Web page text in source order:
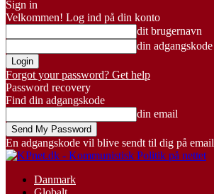
Sign in
Velkommen! Log ind på din konto
dit brugernavn
din adgangskode
Forgot your password? Get help
Password recovery
Find din adgangskode
din email
En adgangskode vil blive sendt til dig på email
Danmark